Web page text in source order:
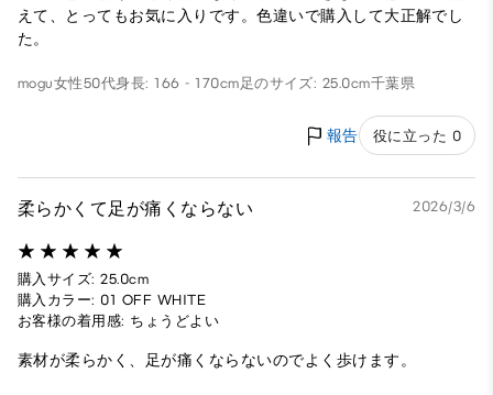
えて、とってもお気に入りです。色違いで購入して大正解でし
た。
mogu女性50代身長: 166 - 170cm足のサイズ: 25.0cm千葉県
報告 役に立った 0
柔らかくて足が痛くならない 2026/3/6
購入サイズ: 25.0cm
購入カラー: 01 OFF WHITE
お客様の着用感: ちょうどよい
素材が柔らかく、足が痛くならないのでよく歩けます。